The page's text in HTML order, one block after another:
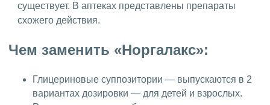
существует. В аптеках представлены препараты
схожего действия.
Чем заменить «Норгалакс»:
Глицериновые суппозитории — выпускаются в 2
вариантах дозировки — для детей и взрослых.